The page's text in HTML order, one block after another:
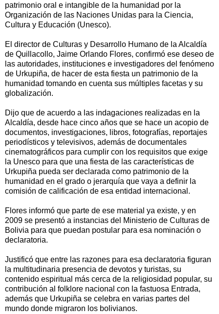
patrimonio oral e intangible de la humanidad por la
Organización de las Naciones Unidas para la Ciencia,
Cultura y Educación (Unesco).
El director de Culturas y Desarrollo Humano de la Alcaldía
de Quillacollo, Jaime Orlando Flores, confirmó ese deseo de
las autoridades, instituciones e investigadores del fenómeno
de Urkupiña, de hacer de esta fiesta un patrimonio de la
humanidad tomando en cuenta sus múltiples facetas y su
globalización.
Dijo que de acuerdo a las indagaciones realizadas en la
Alcaldía, desde hace cinco años que se hace un acopio de
documentos, investigaciones, libros, fotografías, reportajes
periodísticos y televisivos, además de documentales
cinematográficos para cumplir con los requisitos que exige
la Unesco para que una fiesta de las características de
Urkupiña pueda ser declarada como patrimonio de la
humanidad en el grado o jerarquía que vaya a definir la
comisión de calificación de esa entidad internacional.
Flores informó que parte de ese material ya existe, y en
2009 se presentó a instancias del Ministerio de Culturas de
Bolivia para que puedan postular para esa nominación o
declaratoria.
Justificó que entre las razones para esa declaratoria figuran
la multitudinaria presencia de devotos y turistas, su
contenido espiritual más cerca de la religiosidad popular, su
contribución al folklore nacional con la fastuosa Entrada,
además que Urkupiña se celebra en varias partes del
mundo donde migraron los bolivianos.